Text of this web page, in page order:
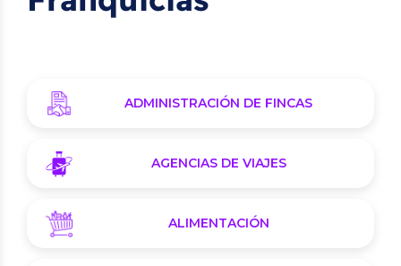
ADMINISTRACIÓN DE FINCAS
AGENCIAS DE VIAJES
ALIMENTACIÓN